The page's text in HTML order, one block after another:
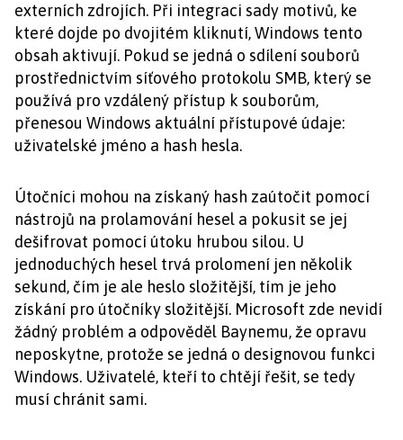
externích zdrojích. Při integraci sady motivů, ke
které dojde po dvojitém kliknutí, Windows tento
obsah aktivují. Pokud se jedná o sdílení souborů
prostřednictvím síťového protokolu SMB, který se
používá pro vzdálený přístup k souborům,
přenesou Windows aktuální přístupové údaje:
uživatelské jméno a hash hesla.
Útočníci mohou na získaný hash zaútočit pomocí
nástrojů na prolamování hesel a pokusit se jej
dešifrovat pomocí útoku hrubou silou. U
jednoduchých hesel trvá prolomení jen několik
sekund, čím je ale heslo složitější, tím je jeho
získání pro útočníky složitější. Microsoft zde nevidí
žádný problém a odpověděl Baynemu, že opravu
neposkytne, protože se jedná o designovou funkci
Windows. Uživatelé, kteří to chtějí řešit, se tedy
musí chránit sami.